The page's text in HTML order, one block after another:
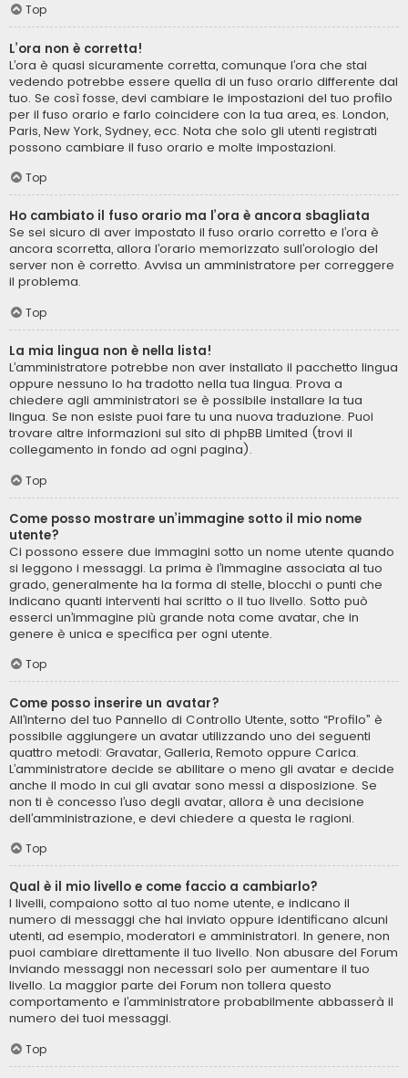
Top
L’ora non è corretta!
L’ora è quasi sicuramente corretta, comunque l’ora che stai
vedendo potrebbe essere quella di un fuso orario differente dal
tuo. Se così fosse, devi cambiare le impostazioni del tuo profilo
per il fuso orario e farlo coincidere con la tua area, es. London,
Paris, New York, Sydney, ecc. Nota che solo gli utenti registrati
possono cambiare il fuso orario e molte impostazioni.
Top
Ho cambiato il fuso orario ma l’ora è ancora sbagliata
Se sei sicuro di aver impostato il fuso orario corretto e l’ora è
ancora scorretta, allora l’orario memorizzato sull’orologio del
server non è corretto. Avvisa un amministratore per correggere
il problema.
Top
La mia lingua non è nella lista!
L’amministratore potrebbe non aver installato il pacchetto lingua
oppure nessuno lo ha tradotto nella tua lingua. Prova a
chiedere agli amministratori se è possibile installare la tua
lingua. Se non esiste puoi fare tu una nuova traduzione. Puoi
trovare altre informazioni sul sito di phpBB Limited (trovi il
collegamento in fondo ad ogni pagina).
Top
Come posso mostrare un’immagine sotto il mio nome
utente?
Ci possono essere due immagini sotto un nome utente quando
si leggono i messaggi. La prima è l’immagine associata al tuo
grado, generalmente ha la forma di stelle, blocchi o punti che
indicano quanti interventi hai scritto o il tuo livello. Sotto può
esserci un’immagine più grande nota come avatar, che in
genere è unica e specifica per ogni utente.
Top
Come posso inserire un avatar?
All’interno del tuo Pannello di Controllo Utente, sotto “Profilo” è
possibile aggiungere un avatar utilizzando uno dei seguenti
quattro metodi: Gravatar, Galleria, Remoto oppure Carica.
L’amministratore decide se abilitare o meno gli avatar e decide
anche il modo in cui gli avatar sono messi a disposizione. Se
non ti è concesso l’uso degli avatar, allora è una decisione
dell’amministrazione, e devi chiedere a questa le ragioni.
Top
Qual è il mio livello e come faccio a cambiarlo?
I livelli, compaiono sotto al tuo nome utente, e indicano il
numero di messaggi che hai inviato oppure identificano alcuni
utenti, ad esempio, moderatori e amministratori. In genere, non
puoi cambiare direttamente il tuo livello. Non abusare del Forum
inviando messaggi non necessari solo per aumentare il tuo
livello. La maggior parte dei Forum non tollera questo
comportamento e l’amministratore probabilmente abbasserà il
numero dei tuoi messaggi.
Top